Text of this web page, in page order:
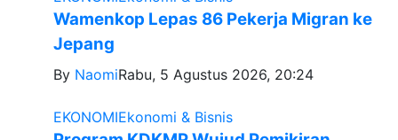
Wamenkop Lepas 86 Pekerja Migran ke
Jepang
By NaomiRabu, 5 Agustus 2026, 20:24
EKONOMIEkonomi & Bisnis